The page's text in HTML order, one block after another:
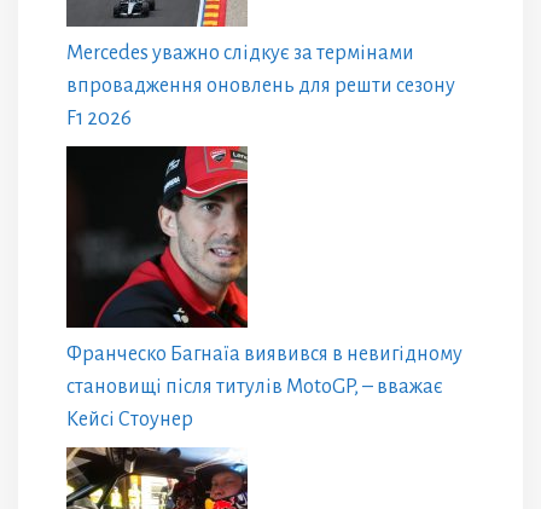
Mercedes уважно слідкує за термінами
впровадження оновлень для решти сезону
F1 2026
Франческо Багнаїа виявився в невигідному
становищі після титулів MotoGP, – вважає
Кейсі Стоунер